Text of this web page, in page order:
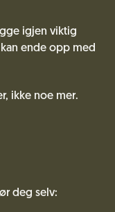
igjen viktig
ende opp med
ikke noe mer.
deg selv: